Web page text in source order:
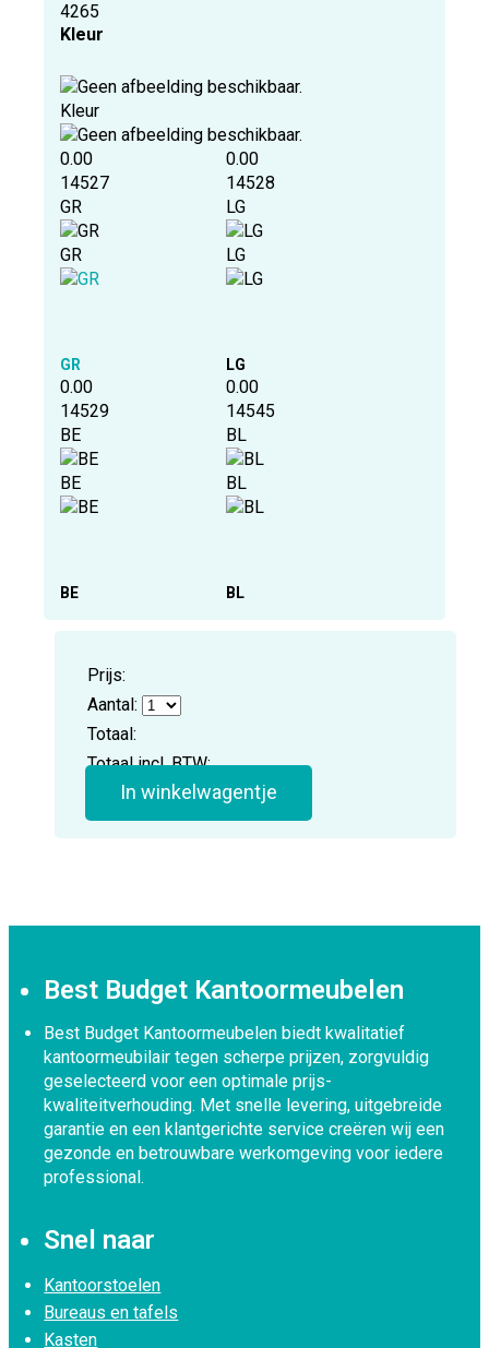
4265
Kleur
Kleur
0.00
14527
GR
GR
GR
0.00
14528
LG
LG
LG
0.00
14529
BE
BE
BE
0.00
14545
BL
BL
BL
Prijs:
Aantal:
Totaal:
Totaal incl. BTW:
In winkelwagentje
Best Budget Kantoormeubelen
Best Budget Kantoormeubelen biedt kwalitatief
kantoormeubilair tegen scherpe prijzen, zorgvuldig
geselecteerd voor een optimale prijs-
kwaliteitverhouding. Met snelle levering, uitgebreide
garantie en een klantgerichte service creëren wij een
gezonde en betrouwbare werkomgeving voor iedere
professional.
Snel naar
Kantoorstoelen
Bureaus en tafels
Kasten